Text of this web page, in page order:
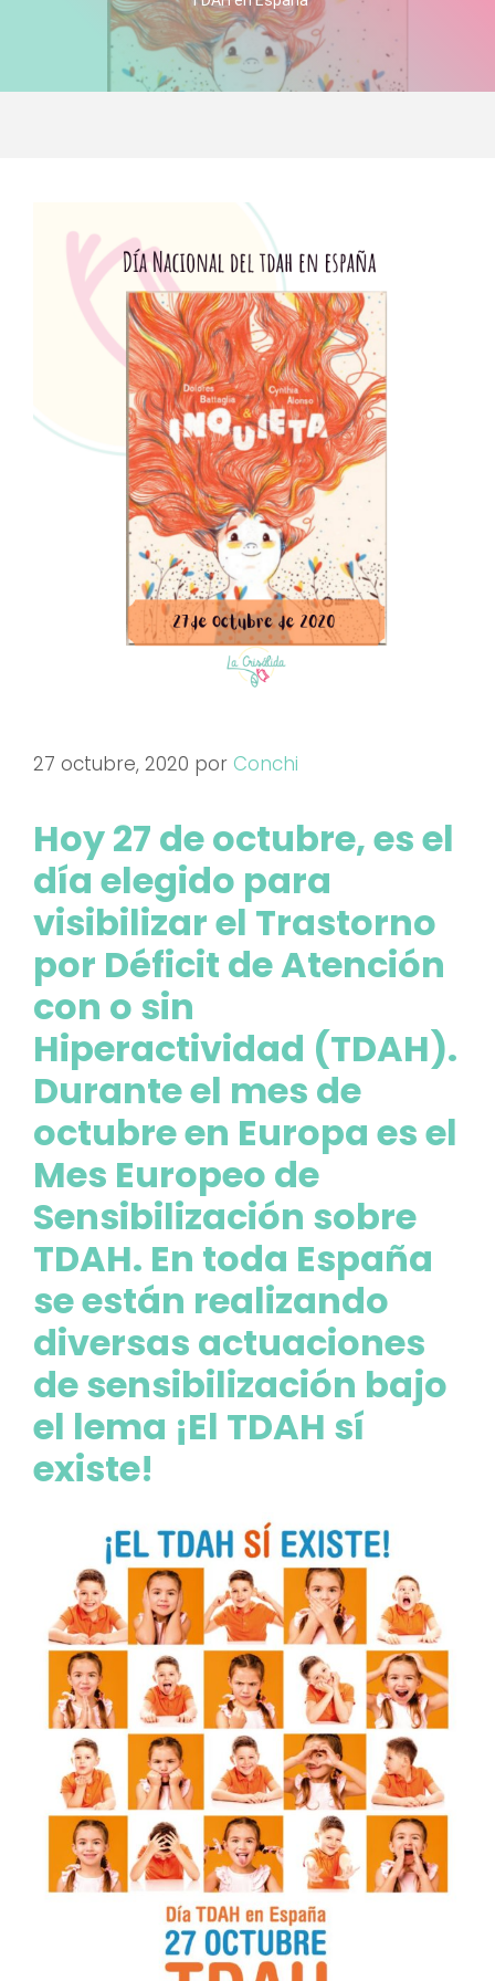
27 octubre, 2020 por Conchi
Hoy 27 de octubre, es el
día elegido para
visibilizar el Trastorno
por Déficit de Atención
con o sin
Hiperactividad (TDAH).
Durante el mes de
octubre en Europa es el
Mes Europeo de
Sensibilización sobre
TDAH. En toda España
se están realizando
diversas actuaciones
de sensibilización bajo
el lema ¡El TDAH sí
existe!